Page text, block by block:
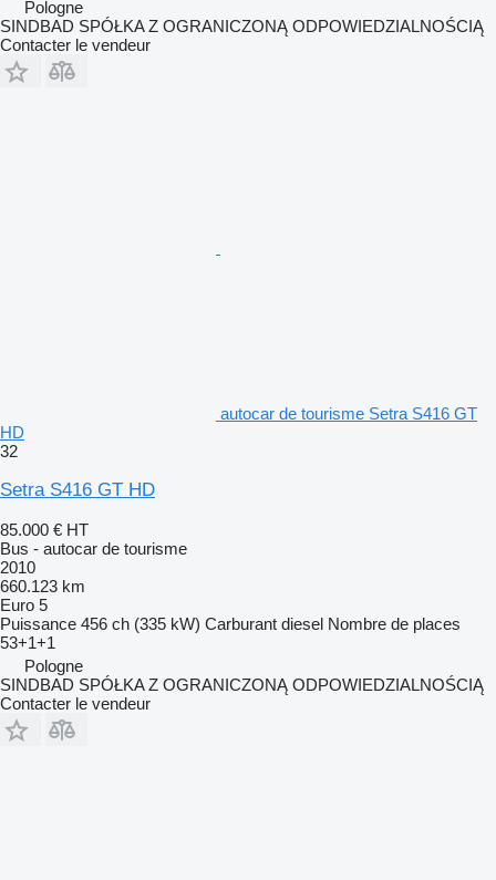
Pologne
SINDBAD SPÓŁKA Z OGRANICZONĄ ODPOWIEDZIALNOŚCIĄ
Contacter le vendeur
autocar de tourisme Setra S416 GT
HD
32
Setra S416 GT HD
85.000 € HT
Bus - autocar de tourisme
2010
660.123 km
Euro 5
Puissance 456 ch (335 kW) Carburant diesel Nombre de places
53+1+1
Pologne
SINDBAD SPÓŁKA Z OGRANICZONĄ ODPOWIEDZIALNOŚCIĄ
Contacter le vendeur